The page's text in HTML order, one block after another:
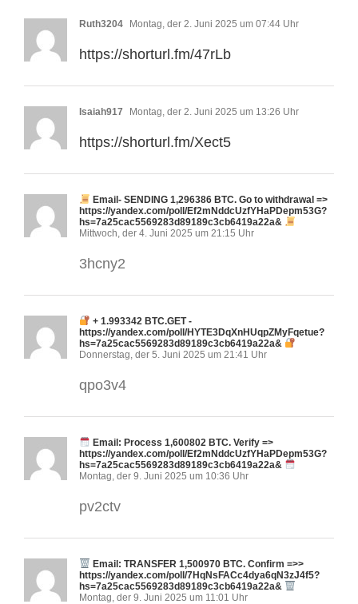
Ruth3204 Montag, der 2. Juni 2025 um 07:44 Uhr
https://shorturl.fm/47rLb
Isaiah917 Montag, der 2. Juni 2025 um 13:26 Uhr
https://shorturl.fm/Xect5
Email- SENDING 1,296386 BTC. Go to withdrawal =>
https://yandex.com/poll/Ef2mNddcUzfYHaPDepm53G?
hs=7a25cac5569283d89189c3cb6419a22a&
Mittwoch, der 4. Juni 2025 um 21:15 Uhr
3hcny2
+ 1.993342 BTC.GET -
https://yandex.com/poll/HYTE3DqXnHUqpZMyFqetue?
hs=7a25cac5569283d89189c3cb6419a22a&
Donnerstag, der 5. Juni 2025 um 21:41 Uhr
qpo3v4
Email: Process 1,600802 BTC. Verify =>
https://yandex.com/poll/Ef2mNddcUzfYHaPDepm53G?
hs=7a25cac5569283d89189c3cb6419a22a&
Montag, der 9. Juni 2025 um 10:36 Uhr
pv2ctv
Email: TRANSFER 1,500970 BTC. Confirm =>>
https://yandex.com/poll/7HqNsFACc4dya6qN3zJ4f5?
hs=7a25cac5569283d89189c3cb6419a22a&
Montag, der 9. Juni 2025 um 11:01 Uhr